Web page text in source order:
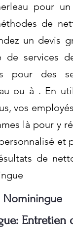
pour
de
un devis
de services
pour des
ou à . En
vos
là pour y
et
de
Nominingue
Entretien